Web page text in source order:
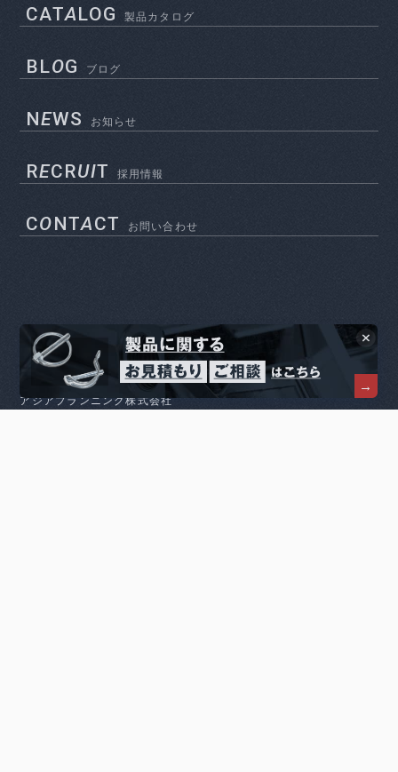
CATALOG 製品カタログ
BLOG ブログ
NEWS お知らせ
RECRUIT 採用情報
CONTACT お問い合わせ
アジアプランニング株式会社